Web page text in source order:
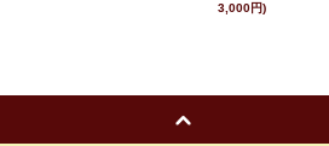
3,000円)